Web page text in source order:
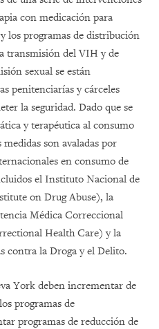
con medicación para
los programas de distribución
transmisión del VIH y de
sexual se están
penitenciarías y cárceles
la seguridad. Dado que se
y terapéutica al consumo
medidas son avaladas por
en consumo de
el Instituto Nacional de
on Drug Abuse), la
Médica Correccional
Health Care) y la
contra la Droga y el Delito.
York deben incrementar de
programas de
programas de reducción de